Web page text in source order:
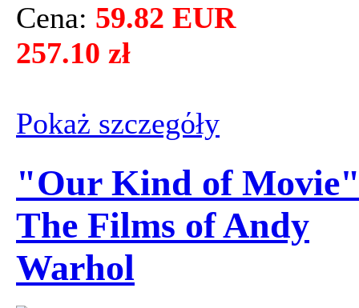
Cena: 59.82 EUR
257.10 zł
Pokaż szczegόły
"Our Kind of
The Films of Andy
Warhol